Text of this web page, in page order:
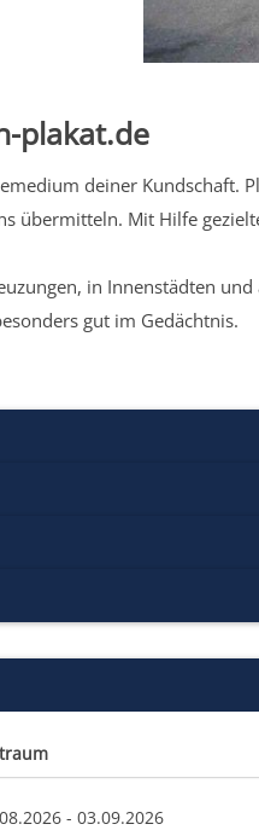
plakat.de
deiner Kundschaft.
übermitteln. Mit Hilfe
in Innenstädten
gut im Gedächtnis.
- 03.09.2026